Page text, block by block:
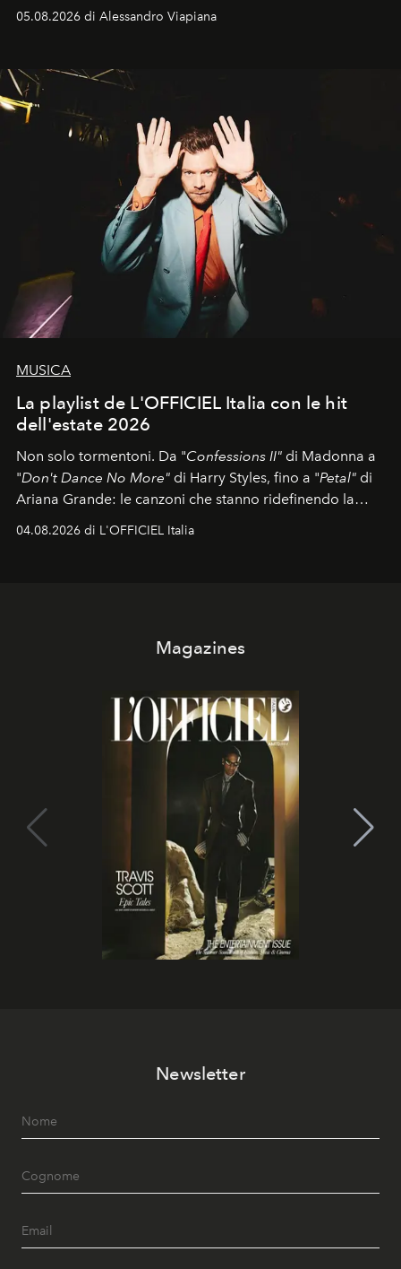
05.08.2026 di Alessandro Viapiana
MUSICA
La playlist de L'OFFICIEL Italia con le hit
dell'estate 2026
Non solo tormentoni. Da "Confessions II" di Madonna a
"Don't Dance No More" di Harry Styles, fino a "Petal" di
Ariana Grande: le canzoni che stanno ridefinendo la
04.08.2026 di L'OFFICIEL Italia
Magazines
Newsletter